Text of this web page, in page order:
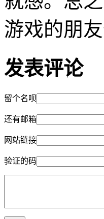
游戏的朋友
发表评论
留个名呗
还有邮箱
网站链接
验证的码